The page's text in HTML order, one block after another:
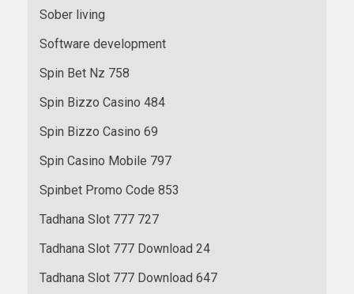
Sober living
Software development
Spin Bet Nz 758
Spin Bizzo Casino 484
Spin Bizzo Casino 69
Spin Casino Mobile 797
Spinbet Promo Code 853
Tadhana Slot 777 727
Tadhana Slot 777 Download 24
Tadhana Slot 777 Download 647